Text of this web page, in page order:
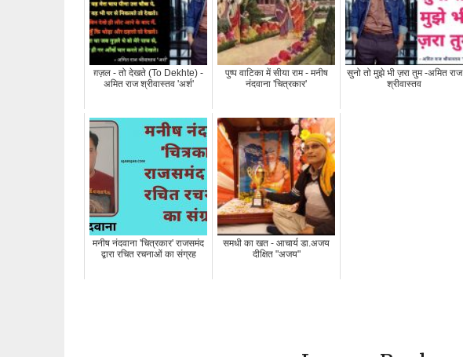
ग़ज़ल - तो देखते (To Dekhte) -
अमित राज श्रीवास्तव 'अर्श'
पुष्प वाटिका में सीया राम - मनीष
नंदवाना 'चित्रकार'
सुनो तो मुझे भी ज़रा तुम -अमित राज
श्रीवास्तव
मनीष नंदवाना 'चित्रकार' राजसमंद
द्वारा रचित रचनाओं का संग्रह
समधी का खत - आचार्य डा.अजय
दीक्षित "अजय"